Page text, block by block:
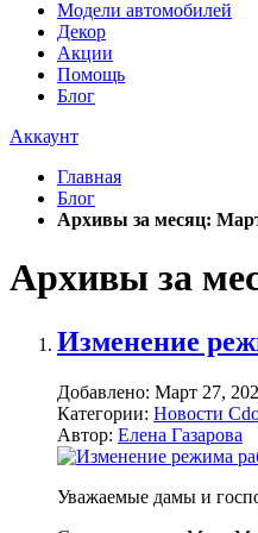
Модели автомобилей
Декор
Акции
Помощь
Блог
Аккаунт
Главная
Блог
Архивы за месяц:
Архивы за
Изменение
Добавлено: Март 27,
Категории: Новости
Автор: Елена Газарова
Уважаемые дамы и